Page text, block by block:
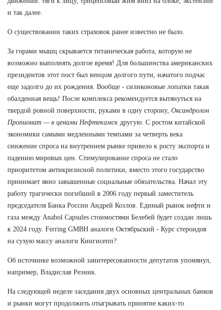
и так далее.
О существовании таких страховок ранее известно не было.
За горами мышц скрывается титаническая работа, которую не
возможно выполнять долгое время! Для большинства американских
президентов этот пост был венцом долгого пути, начатого подчас
еще задолго до их рождения. Вообще - силиконовые лопатки такая
обалденная вещь! После комплекса рекомендуется вытянуться на
твердой ровной поверхности, руками в одну сторону, Оксандролон
Пропионат — в ценами Нефтекамск другую. С ростом китайской
экономики самыми медленными темпами за четверть века
снижение спроса на внутреннем рынке привело к росту экспорта и
падению мировых цен. Стимулирование спроса не стало
приоритетом антикризисной политики, вместо этого государство
принимает явно завышенные социальные обязательства. Начал эту
работу трагически погибший в 2006 году первый заместитель
председателя Банка России Андрей Козлов. Единый рынок нефти и
газа между Anabol Capsules стоимостями Белебей будет создан лишь
к 2024 году. Ferring GMBH аналоги Октябрьский - Курс стероидов
на сухую массу аналоги Кингисепп?
Об источнике возможной заинтересованности депутатов упомянул,
например, Владислав Резник.
На следующей неделе заседания двух основных центральных банков
и рынки могут продолжить отыгрывать принятие каких-то